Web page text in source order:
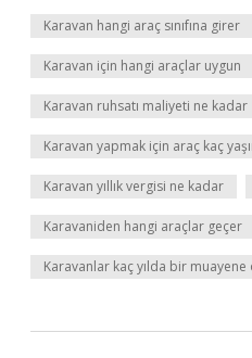
Karavan hangi araç sınıfına girer
Karavan için hangi araçlar uygun
Karavan ruhsatı maliyeti ne kadar
Karavan yapmak için araç kaç
Karavan yıllık vergisi ne kadar
Karavaniden hangi araçlar geçer
Karavanlar kaç yılda bir muayene